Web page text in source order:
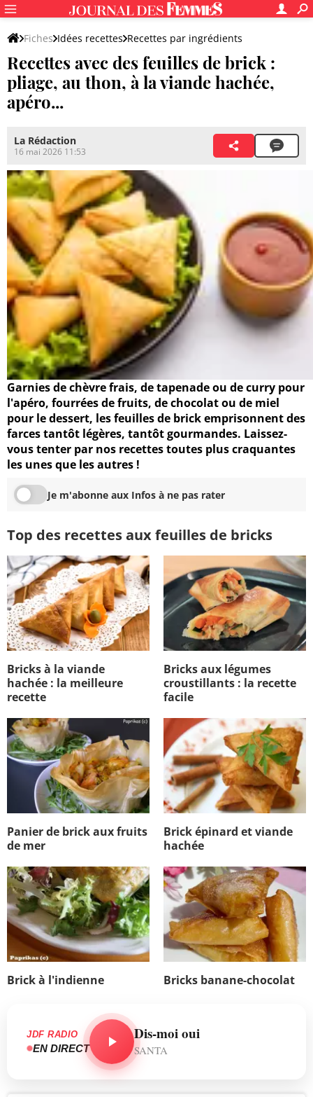
Fiches Idées recettes Recettes par ingrédients
Recettes épicerie salée
Recettes avec des feuilles de brick :
pliage, au thon, à la viande hachée,
apéro...
La Rédaction
16 mai 2026 11:53
Garnies de chèvre frais, de tapenade ou de curry pour
l'apéro, fourrées de fruits, de chocolat ou de miel
pour le dessert, les feuilles de brick emprisonnent des
farces tantôt légères, tantôt gourmandes. Laissez-
vous tenter par nos recettes toutes plus craquantes
les unes que les autres !
Je m'abonne aux Infos à ne pas rater
Top des recettes aux feuilles de bricks
Bricks à la viande
hachée : la meilleure
recette
Bricks aux légumes
croustillants : la recette
facile
Panier de brick aux fruits
de mer
Brick épinard et viande
hachée
Brick à l'indienne Bricks banane-chocolat
JDF RADIO
EN DIRECT
Dis-moi oui
SANTA